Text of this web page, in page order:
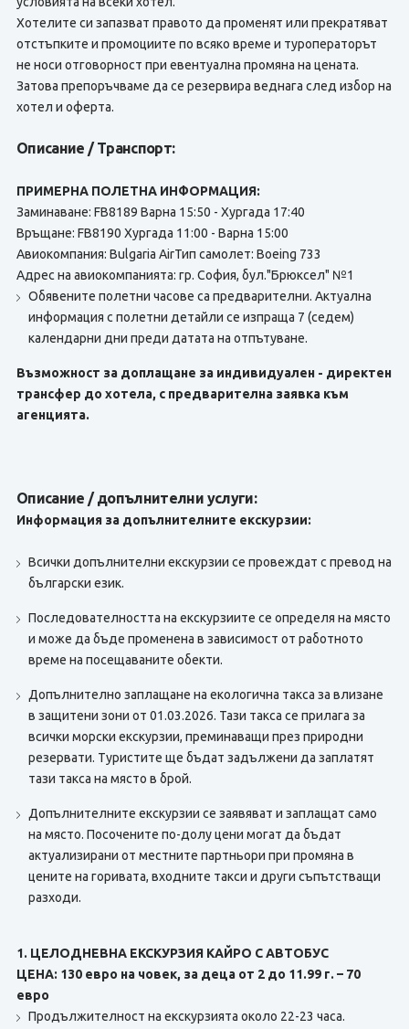
Хотелите си запазват правото да променят или прекратяват
отстъпките и промоциите по всяко време и туроператорът
не носи отговорност при евентуална промяна на цената.
Затова препоръчваме да се резервира веднага след избор на
хотел и оферта.
Описание / Транспорт:
ПРИМЕРНА ПОЛЕТНА ИНФОРМАЦИЯ:
Заминаване: FB8189 Варна 15:50 - Хургада 17:40
Връщане: FB8190 Хургада 11:00 - Варна 15:00
Авиокомпания: Bulgaria AirТип самолет: Boeing 733
Адрес на авиокомпанията: гр. София, бул."Брюксел" №1
Обявените полетни часове са предварителни. Актуална
информация с полетни детайли се изпраща 7 (седем)
календарни дни преди датата на отпътуване.
Възможност за доплащане за индивидуален - директен
трансфер до хотела, с предварителна заявка към
агенцията.
Описание / допълнителни услуги:
Информация за допълнителните екскурзии:
Всички допълнителни екскурзии се провеждат с превод на
български език.
Последователността на екскурзиите се определя на място
и може да бъде променена в зависимост от работното
време на посещаваните обекти.
Допълнително заплащане на екологична такса за влизане
в защитени зони от 01.03.2026. Тази такса се прилага за
всички морски екскурзии, преминаващи през природни
резервати. Туристите ще бъдат задължени да заплатят
тази такса на място в брой.
Допълнителните екскурзии се заявяват и заплащат само
на място. Посочените по-долу цени могат да бъдат
актуализирани от местните партньори при промяна в
цените на горивата, входните такси и други съпътстващи
разходи.
1. ЦЕЛОДНЕВНА ЕКСКУРЗИЯ КАЙРО С АВТОБУС
ЦЕНА: 130 евро на човек, за деца от 2 до 11.99 г. – 70
евро
Продължителност на екскурзията около 22-23 часа.